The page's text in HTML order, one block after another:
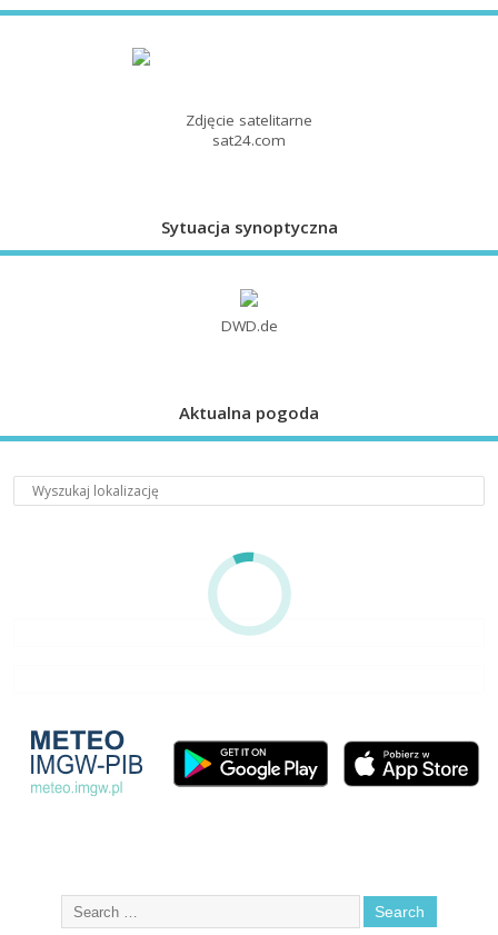
Zdjęcie satelitarne
sat24.com
Sytuacja synoptyczna
DWD.de
Aktualna pogoda